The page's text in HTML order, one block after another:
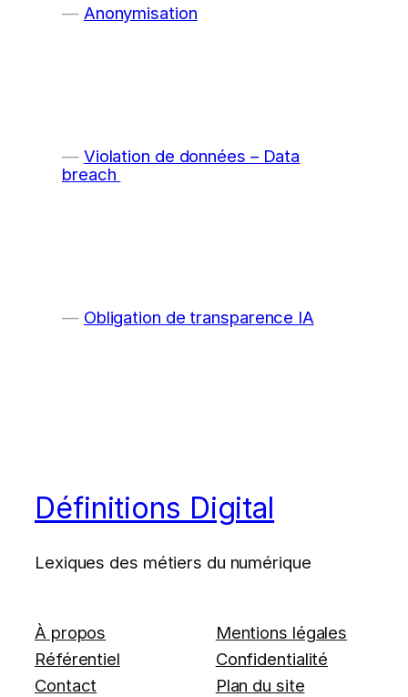
Anonymisation
Violation de données – Data
breach
Obligation de transparence IA
Définitions Digital
Lexiques des métiers du numérique
À propos
Référentiel
Contact
Mentions légales
Confidentialité
Plan du site